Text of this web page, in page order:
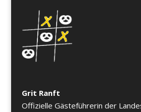
Grit Ranft
Offizielle Gästeführerin der